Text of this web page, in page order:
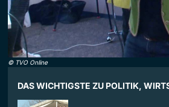
© TVO Online
DAS WICHTIGSTE ZU POLITIK,